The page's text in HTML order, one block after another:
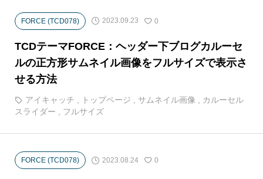
FORCE (TCD078) 2023.09.23 0
TCDテーマFORCE：ヘッダー下ブログカルーセ
ルの正方形サムネイル画像をフルサイズで表示さ
せる方法
アイキャッチ トップページ サムネイル画像
カルーセル
スライダー
フルサイズ
FORCE (TCD078) 2023.08.24 0